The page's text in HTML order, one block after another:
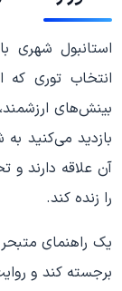
استانبول شهری
انتخاب توری که
بینش‌های
بازدید می‌کنید
آن علاقه دارند
را زنده کند.
یک راهنمای متبحر
برجسته کند و